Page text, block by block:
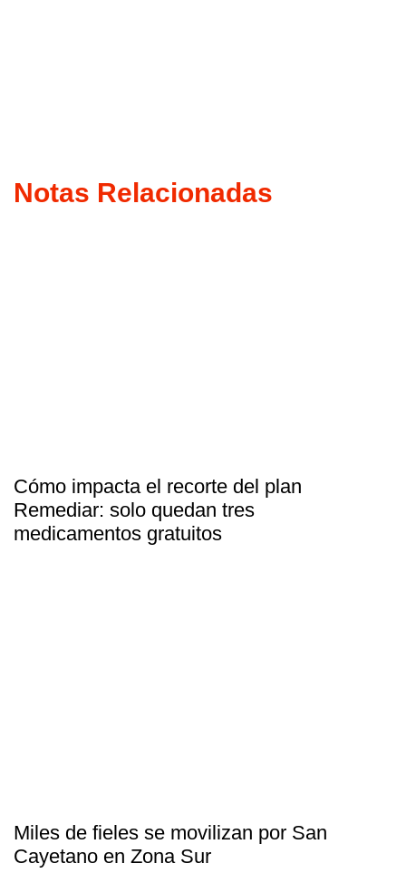
Notas Relacionadas
Cómo impacta el recorte del plan
Remediar: solo quedan tres
medicamentos gratuitos
Miles de fieles se movilizan por San
Cayetano en Zona Sur